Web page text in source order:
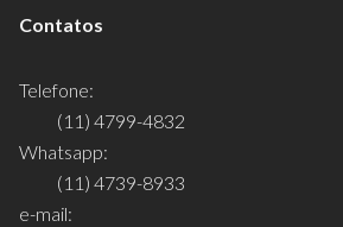
Contatos
Telefone:
(11) 4799-4832
Whatsapp:
(11) 4739-8933
e-mail: